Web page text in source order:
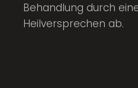
Behandlung durch
Heilversprechen ab.